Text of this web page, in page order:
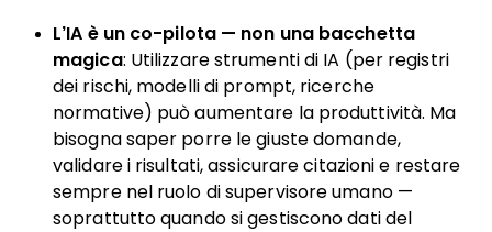
L’IA è un co-pilota — non una bacchetta
magica: Utilizzare strumenti di IA (per registri
dei rischi, modelli di prompt, ricerche
normative) può aumentare la produttività. Ma
bisogna saper porre le giuste domande,
validare i risultati, assicurare citazioni e restare
sempre nel ruolo di supervisore umano —
soprattutto quando si gestiscono dati del